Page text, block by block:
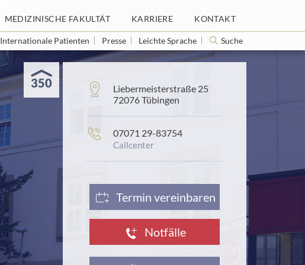
MEDIZINISCHE FAKULTÄT KARRIERE KONTAKT
Internationale Patienten Presse Leichte Sprache Suche
350 Adresse:
Liebermeisterstraße 25
72076 Tübingen
Telefonnummer:
07071 29-83754
Callcenter
Termin vereinbaren
Notfälle
MEDIZINISCHE FAKULTÄT KARRIERE KONTAKT
Internationale Patienten Presse Leichte Sprache Suche